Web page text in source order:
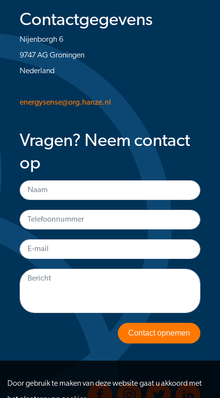
Contactgegevens
Nijenborgh 6
9747 AG Groningen
Nederland
energysense@org.hanze.nl
Vragen? Neem contact
op
Contact opnemen
Door gebruik te maken van deze website gaat u akkoord met